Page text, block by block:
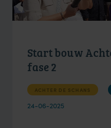
Start bouw
fase 2
ACHTER DE SCHANS
24-06-2025